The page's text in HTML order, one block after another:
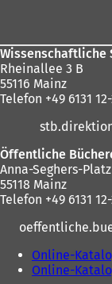
Rheinallee 3 B
55116 Mainz
Telefon +49 6131
Öffentliche
Anna-Seghers-Platz
55118 Mainz
Telefon +49 6131
Online-
Online-